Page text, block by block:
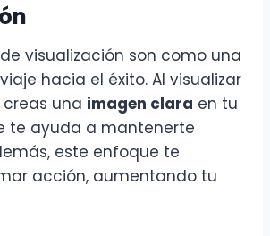
visualización son como una
hacia el éxito. Al visualizar
una imagen clara en tu
te ayuda a mantenerte
este enfoque te
acción, aumentando tu